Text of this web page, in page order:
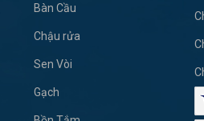
Bàn Cầu
Chậu rửa
Sen Vòi
Gạch